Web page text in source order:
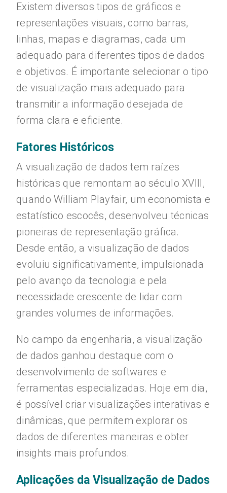
Existem diversos tipos de gráficos e
representações visuais, como barras,
linhas, mapas e diagramas, cada um
adequado para diferentes tipos de dados
e objetivos. É importante selecionar o tipo
de visualização mais adequado para
transmitir a informação desejada de
forma clara e eficiente.
Fatores Históricos
A visualização de dados tem raízes
históricas que remontam ao século XVIII,
quando William Playfair, um economista e
estatístico escocês, desenvolveu técnicas
pioneiras de representação gráfica.
Desde então, a visualização de dados
evoluiu significativamente, impulsionada
pelo avanço da tecnologia e pela
necessidade crescente de lidar com
grandes volumes de informações.
No campo da engenharia, a visualização
de dados ganhou destaque com o
desenvolvimento de softwares e
ferramentas especializadas. Hoje em dia,
é possível criar visualizações interativas e
dinâmicas, que permitem explorar os
dados de diferentes maneiras e obter
insights mais profundos.
Aplicações da Visualização de Dados